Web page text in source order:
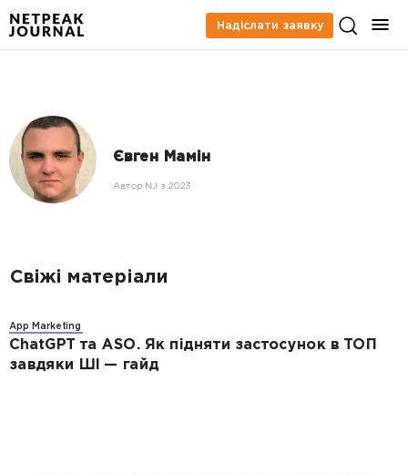
Надіслати заявку
Євген Мамін
Автор NJ з 2023
Свіжі матеріали
App Marketing
ChatGPT та ASO. Як підняти застосунок в ТОП
завдяки ШІ — гайд